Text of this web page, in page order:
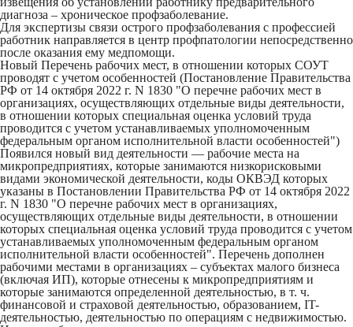
диагноза – хроническое профзаболевание.
Для экспертизы связи острого профзаболевания с профессией
работник направляется в центр профпатологии непосредственно
после оказания ему медпомощи.
Новый Перечень рабочих мест, в отношении которых СОУТ
проводят с учетом особенностей (Постановление Правительства
РФ от 14 октября 2022 г. N 1830 "О перечне рабочих мест в
организациях, осуществляющих отдельные виды деятельности,
в отношении которых специальная оценка условий труда
проводится с учетом устанавливаемых уполномоченным
федеральным органом исполнительной власти особенностей")
Появился новый вид деятельности — рабочие места на
микропредприятиях, которые занимаются низкорисковыми
видами экономической деятельности, коды ОКВЭД которых
указаны в Постановлении Правительства РФ от 14 октября 2022
г. N 1830 "О перечне рабочих мест в организациях,
осуществляющих отдельные виды деятельности, в отношении
которых специальная оценка условий труда проводится с учетом
устанавливаемых уполномоченным федеральным органом
исполнительной власти особенностей". Перечень дополнен
рабочими местами в организациях – субъектах малого бизнеса
(включая ИП), которые отнесены к микропредприятиям и
которые занимаются определенной деятельностью, в т. ч.
финансовой и страховой деятельностью, образованием, IT-
деятельностью, деятельностью по операциям с недвижимостью.